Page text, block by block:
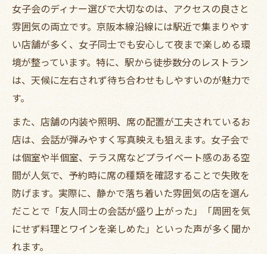
ディナーで味わうワインとステーキの絶妙
な相性
女子会ディナーを格上げするワインの選び
方とは
しみ方
ワイン好き女子会のためのディナー活用術
を紹介
こだわりステーキとワインの贅沢ディナー
体験
女子会ならアクセス抜群の京阪本線ディナーへ
京阪本線沿線で快適な女子会ディナーを叶
女子会のディナー選びで大切なのは、アクセスの良さと
雰囲気の両立です。京阪本線沿線には駅近で集まりやす
い店舗が多く、女子同士でも安心して夜まで楽しめる環
境が整っています。特に、駅から徒歩数分のレストラン
は、天候に左右されず待ち合わせもしやすいのが魅力で
す。
また、店舗の内装や照明、席の配置が工夫されているお
店は、会話が弾みやすく写真映えも狙えます。女子会で
は個室や半個室、テラス席などプライベート感のある空
間が人気で、予約時に席の種類を確認することで失敗を
防げます。実際に、静かで落ち着いた雰囲気の店を選ん
だことで「友人同士の会話が盛り上がった」「周囲を気
にせず料理とワインを楽しめた」といった声が多く聞か
れます。